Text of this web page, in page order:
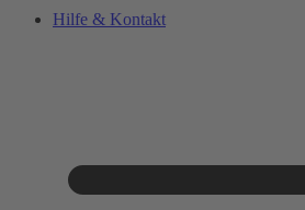
Hilfe & Kontakt